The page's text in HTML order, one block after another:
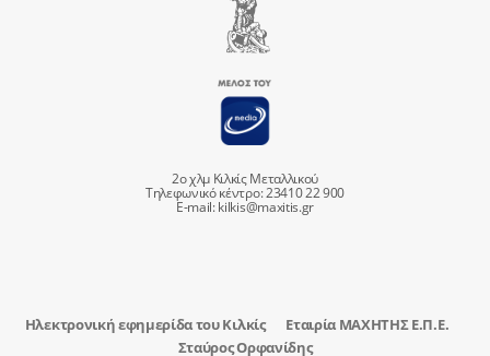
2ο χλμ Κιλκίς Μεταλλικού
Τηλεφωνικό κέντρο: 23410 22 900
E-mail:kilkis@maxitis.gr
Ηλεκτρονική εφημερίδα του Κιλκίς
Εταιρία ΜΑΧΗΤΗΣ Ε.Π.Ε.
Σταύρος Ορφανίδης